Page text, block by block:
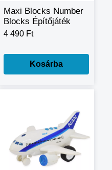
Maxi Blocks Number
Blocks Építőjáték
4 490 Ft
Kosárba